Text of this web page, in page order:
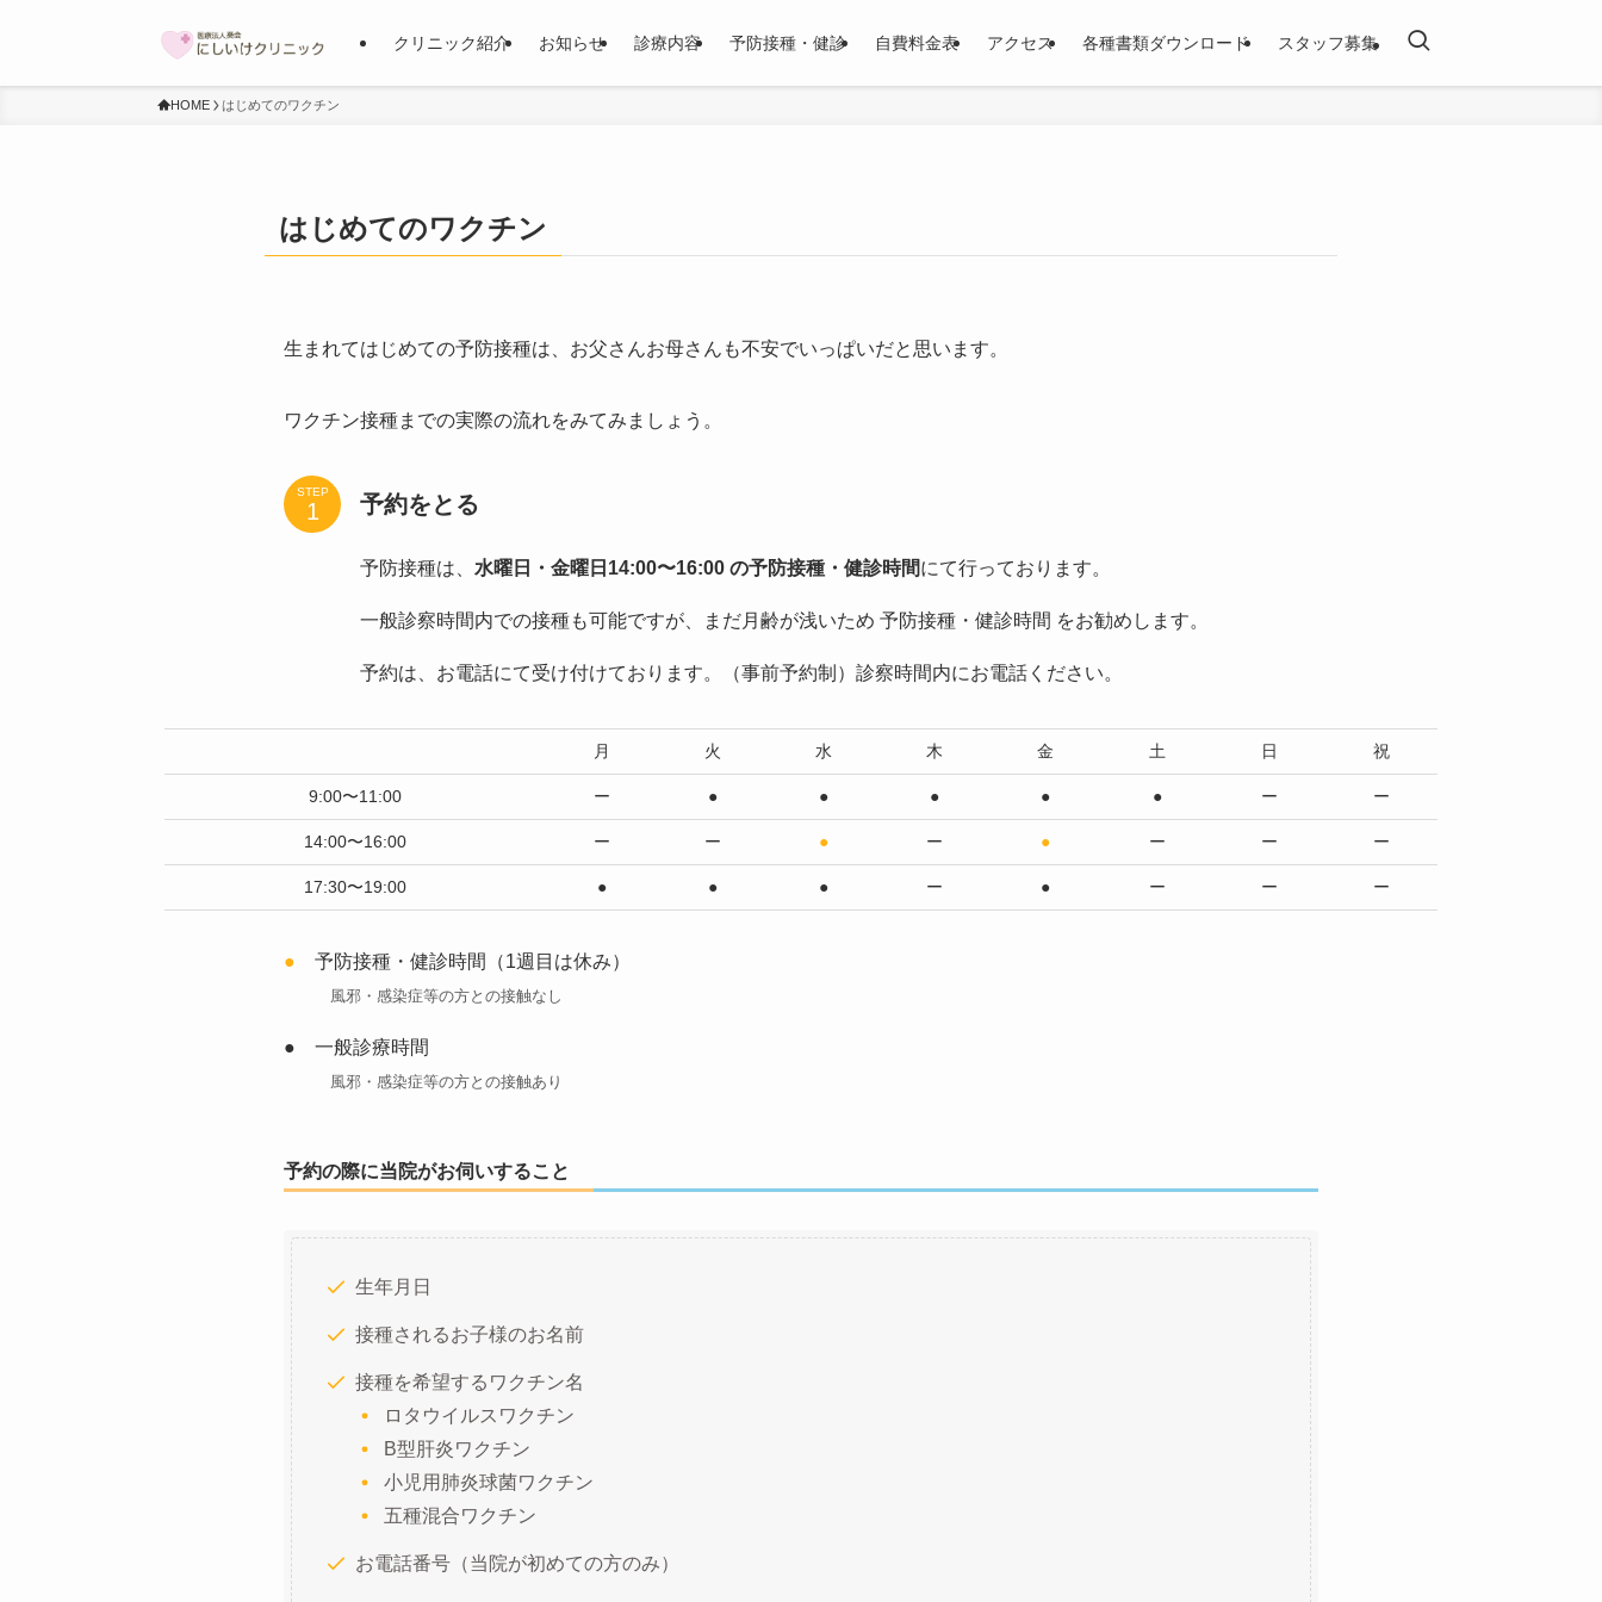
クリニック紹介 お知らせ 診療内容 予防接種・健診 自費料金表 アクセス 各種書類ダウンロード スタッフ募集
HOME はじめてのワクチン
はじめてのワクチン
生まれてはじめての予防接種は、お父さんお母さんも不安でいっぱいだと思います。
ワクチン接種までの実際の流れをみてみましょう。
STEP 予約をとる
予防接種は、 水曜日・金曜日14:00〜16:00 の予防接種・健診時間にて行っております。
一般診察時間内での接種も可能ですが、まだ月齢が浅いため 予防接種・健診時間 をお勧めします。
予約は、お電話にて受け付けております。（事前予約制）診察時間内にお電話ください。
月 火 水 木 金 土 日 祝
9:00〜11:00 ー ● ● ● ● ● ー ー
14:00〜16:00 ー ー ● ー ● ー ー ー
17:30〜19:00 ● ● ● ー ● ー ー ー
● 予防接種・健診時間（1週目は休み）
風邪・感染症等の方との接触な し
● 一般診療時間
風邪・感染症等の方との接触あり
予約の際に当院がお伺いすること
生年月日
接種されるお子様のお名前
接種を希望するワクチン名
ロタウイルスワクチン
B型肝炎ワクチン
小児用肺炎球菌ワクチン
五種混合ワクチン
お電話番号（当院が初めての方のみ）